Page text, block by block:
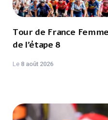
Tour de France
de l’étape 8
Le 8 août 2026